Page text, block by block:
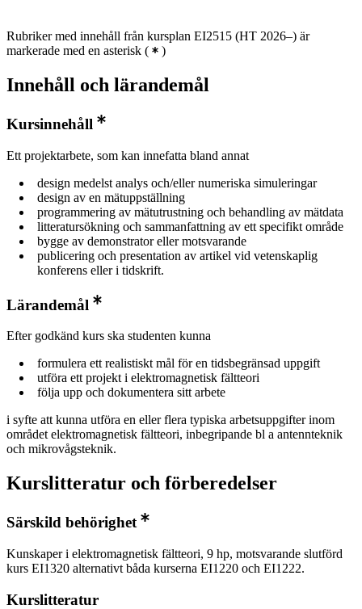
Rubriker med innehåll från kursplan EI2515 (HT 2026–) är
markerade med en asterisk ( )
Innehåll och lärandemål
Kursinnehåll
Ett projektarbete, som kan innefatta bland annat
design medelst analys och/eller numeriska simuleringar
design av en mätuppställning
programmering av mätutrustning och behandling av mätdata
litteratursökning och sammanfattning av ett specifikt område
bygge av demonstrator eller motsvarande
publicering och presentation av artikel vid vetenskaplig
konferens eller i tidskrift.
Lärandemål
Efter godkänd kurs ska studenten kunna
formulera ett realistiskt mål för en tidsbegränsad uppgift
utföra ett projekt i elektromagnetisk fältteori
följa upp och dokumentera sitt arbete
i syfte att kunna utföra en eller flera typiska arbetsuppgifter inom
området elektromagnetisk fältteori, inbegripande bl a antennteknik
och mikrovågsteknik.
Kurslitteratur och förberedelser
Särskild behörighet
Kunskaper i elektromagnetisk fältteori, 9 hp, motsvarande slutförd
kurs EI1320 alternativt båda kurserna EI1220 och EI1222.
Kurslitteratur